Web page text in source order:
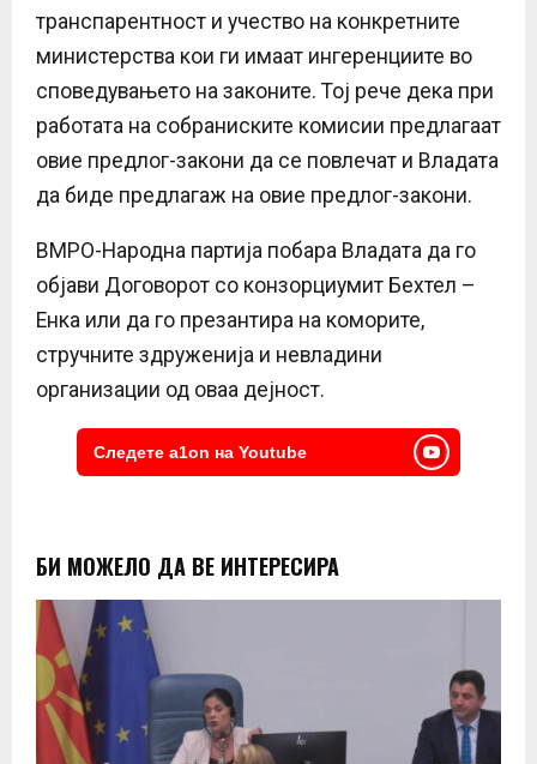
транспарентност и учество на конкретните
министерства кои ги имаат ингеренциите во
споведувањето на законите. Тој рече дека при
работата на собраниските комисии предлагаат
овие предлог-закони да се повлечат и Владата
да биде предлагаж на овие предлог-закони.
ВМРО-Народна партија побара Владата да го
објави Договорот со конзорциумит Бехтел –
Енка или да го презантира на коморите,
стручните здруженија и невладини
организации од оваа дејност.
Следете a1on на Youtube
БИ МОЖЕЛО ДА ВЕ ИНТЕРЕСИРА